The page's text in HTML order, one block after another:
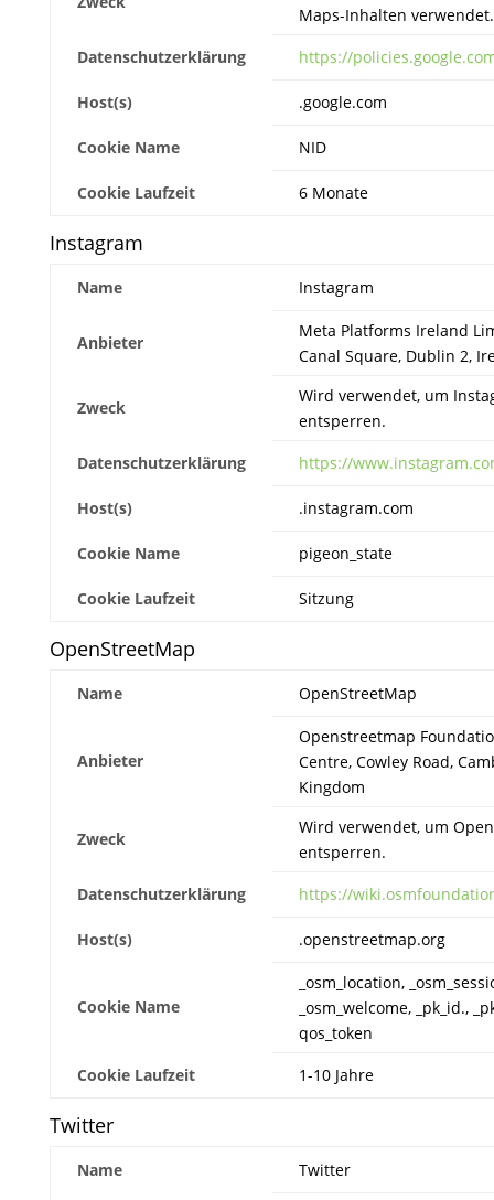
Maps-Inhalten verwendet.
Datenschutzerklärung
https://
Host(s) .google.com
Cookie Name NID
Cookie Laufzeit 6 Monate
Instagram
Name Instagram
Anbieter
Meta Platforms Ireland
Canal Square, Dublin 2,
Zweck
Wird verwendet, um
entsperren.
Datenschutzerklärung
https://
Host(s) .instagram.com
Cookie Name pigeon_state
Cookie Laufzeit Sitzung
OpenStreetMap
Name OpenStreetMap
Anbieter
Openstreetmap
Centre, Cowley Road,
Kingdom
Zweck
Wird verwendet, um
entsperren.
Datenschutzerklärung
https://
Host(s) .openstreetmap.org
Cookie Name
_osm_location,
_osm_welcome, _pk_id.,
qos_token
Cookie Laufzeit
1-10 Jahre
Twitter
Name Twitter